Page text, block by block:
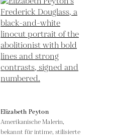
Elizabeth Peyton
Amerikanische Malerin,
bekannt für intime, stilisierte